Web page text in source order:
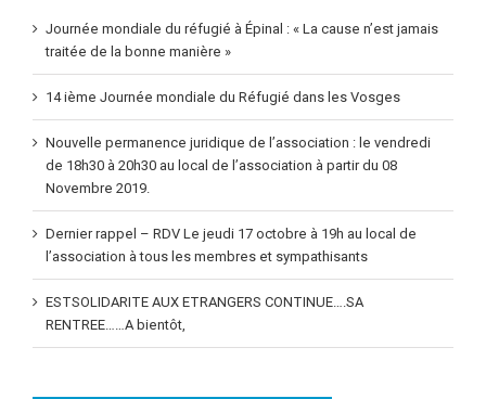
Journée mondiale du réfugié à Épinal : « La cause n’est jamais
traitée de la bonne manière »
14 ième Journée mondiale du Réfugié dans les Vosges
Nouvelle permanence juridique de l’association : le vendredi
de 18h30 à 20h30 au local de l’association à partir du 08
Novembre 2019.
Dernier rappel – RDV Le jeudi 17 octobre à 19h au local de
l’association à tous les membres et sympathisants
ESTSOLIDARITE AUX ETRANGERS CONTINUE….SA
RENTREE……A bientôt,